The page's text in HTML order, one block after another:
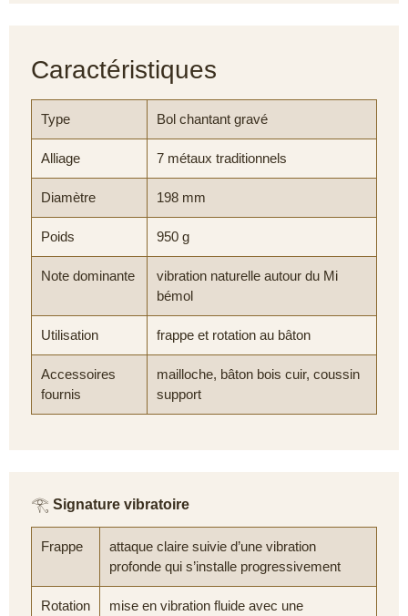
Caractéristiques
Type Bol chantant gravé
Alliage 7 métaux traditionnels
Diamètre 198 mm
Poids 950 g
Note dominante
vibration naturelle autour du Mi
bémol
Utilisation frappe et rotation au bâton
Accessoires
fournis
mailloche, bâton bois cuir, coussin
support
𓂀 Signature vibratoire
Frappe
attaque claire suivie d’une vibration
profonde qui s’installe progressivement
Rotation
mise en vibration fluide avec une